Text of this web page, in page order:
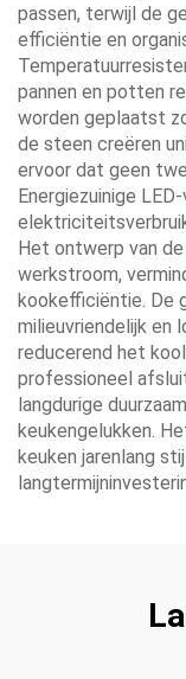
passen, terwijl de
efficiëntie en
pannen en potten
worden geplaatst
de steen creëren
ervoor dat geen
Energiezuinige
Het ontwerp van
werkstroom,
kookefficiëntie. De
milieuvriendelijk en
reducerend het
professioneel
langdurige
keukengelukken.
keuken jarenlang